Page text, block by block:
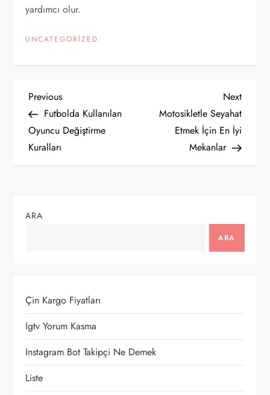
yardımcı olur.
UNCATEGORIZED
Y
a
z
g
i
n
m
e
Previous
Post
Previous
Futbolda Kullanılan
Oyuncu Değiştirme
Kuralları
Next
Post
Next
Motosikletle Seyahat
Etmek İçin En İyi
Mekanlar
ARA
ARA
Çin Kargo Fiyatları
Igtv Yorum Kasma
Instagram Bot Takipçi Ne Demek
Liste